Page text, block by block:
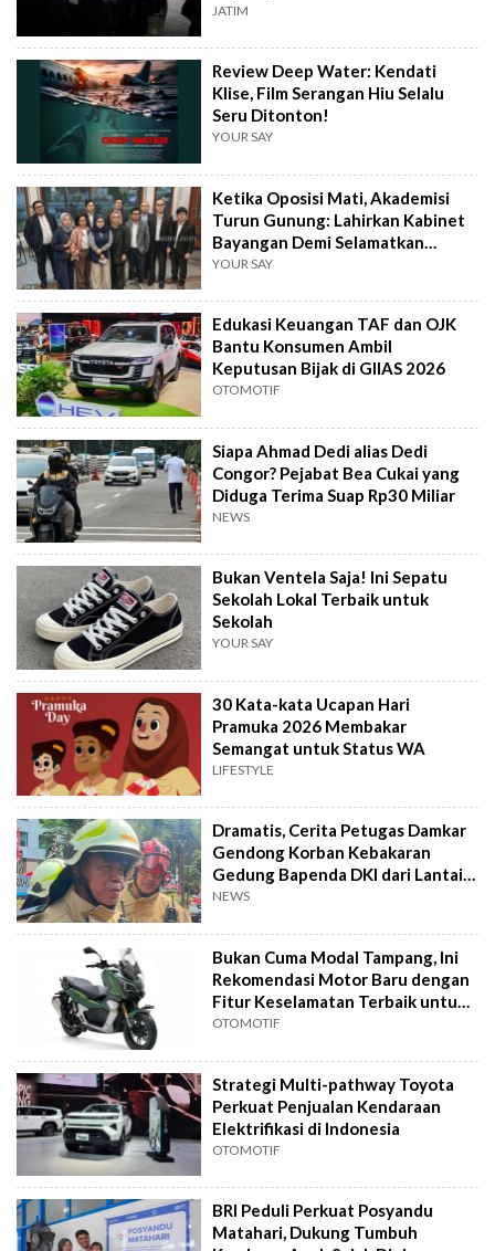
JATIM
Review Deep Water: Kendati
Klise, Film Serangan Hiu Selalu
Seru Ditonton!
YOUR SAY
Ketika Oposisi Mati, Akademisi
Turun Gunung: Lahirkan Kabinet
Bayangan Demi Selamatkan
Demokrasi
YOUR SAY
Edukasi Keuangan TAF dan OJK
Bantu Konsumen Ambil
Keputusan Bijak di GIIAS 2026
OTOMOTIF
Siapa Ahmad Dedi alias Dedi
Congor? Pejabat Bea Cukai yang
Diduga Terima Suap Rp30 Miliar
NEWS
Bukan Ventela Saja! Ini Sepatu
Sekolah Lokal Terbaik untuk
Sekolah
YOUR SAY
30 Kata-kata Ucapan Hari
Pramuka 2026 Membakar
Semangat untuk Status WA
LIFESTYLE
Dramatis, Cerita Petugas Damkar
Gendong Korban Kebakaran
Gedung Bapenda DKI dari Lantai
16
NEWS
Bukan Cuma Modal Tampang, Ini
Rekomendasi Motor Baru dengan
Fitur Keselamatan Terbaik untuk
Harian
OTOMOTIF
Strategi Multi-pathway Toyota
Perkuat Penjualan Kendaraan
Elektrifikasi di Indonesia
OTOMOTIF
BRI Peduli Perkuat Posyandu
Matahari, Dukung Tumbuh